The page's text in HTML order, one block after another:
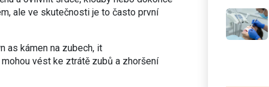
ale ve skutečnosti je to často první
as kámen na zubech, it
vést ke ztrátě zubů a zhoršení